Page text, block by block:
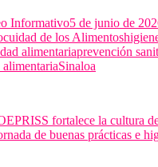
Informativo5 de junio de
de los Alimentos
alimentariaprevención
Sinaloa
fortalece la cultura
de buenas prácticas e